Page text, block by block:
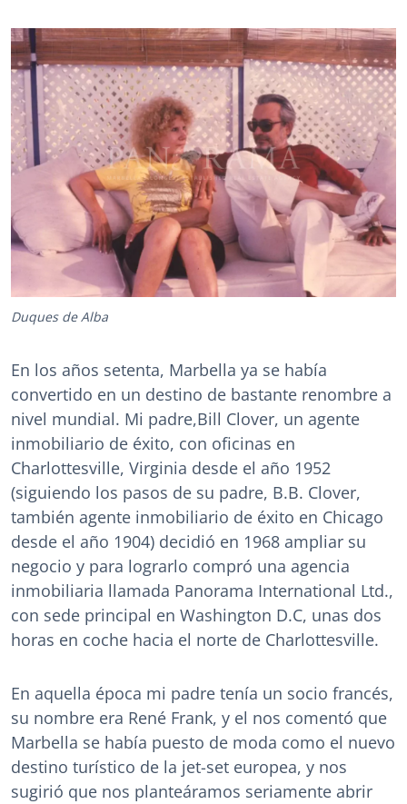
Duques de Alba
En los años setenta, Marbella ya se había
convertido en un destino de bastante renombre a
nivel mundial. Mi padre,Bill Clover, un agente
inmobiliario de éxito, con oficinas en
Charlottesville, Virginia desde el año 1952
(siguiendo los pasos de su padre, B.B. Clover,
también agente inmobiliario de éxito en Chicago
desde el año 1904) decidió en 1968 ampliar su
negocio y para lograrlo compró una agencia
inmobiliaria llamada Panorama International Ltd.,
con sede principal en Washington D.C, unas dos
horas en coche hacia el norte de Charlottesville.
En aquella época mi padre tenía un socio francés,
su nombre era René Frank, y el nos comentó que
Marbella se había puesto de moda como el nuevo
destino turístico de la jet-set europea, y nos
sugirió que nos planteáramos seriamente abrir